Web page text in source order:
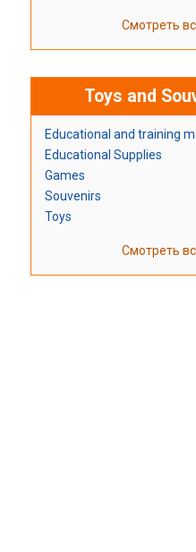
Смотреть
Toys and
Educational and training
Educational Supplies
Games
Souvenirs
Toys
Смотреть